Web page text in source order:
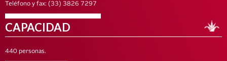
Teléfono y fax: (33) 3826 7297
CAPACIDAD
440 personas.